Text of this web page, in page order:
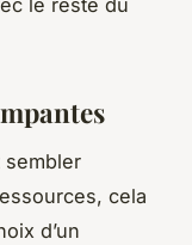
sembler
cela
d’un